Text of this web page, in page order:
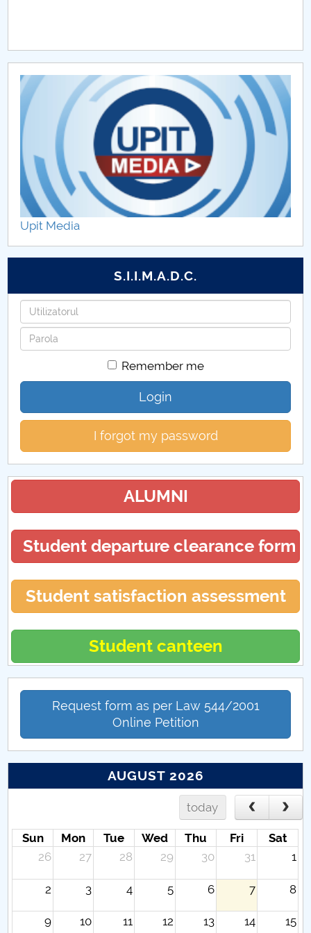
Upit Media
S.I.I.M.A.D.C.
Username
Password
Remember me
Login
I forgot my password
ALUMNI
Student departure clearance form
Student satisfaction assessment
Student canteen
Request form as per Law 544/2001
Online Petition
AUGUST 2026
today
Sun Mon Tue Wed Thu Fri
Sat
26
27 28 29 30 31 1
2 3 4 5 6 7 8
9 10 11 12 13 14 15